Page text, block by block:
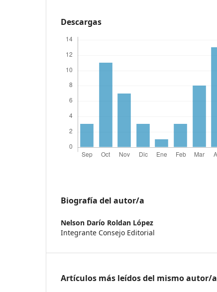
Descargas
Biografía del autor/a
Nelson Darío Roldan López
Integrante Consejo Editorial
Artículos más leídos del mismo autor/a